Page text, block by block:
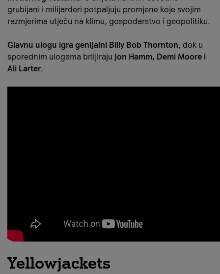
grubijani i milijarderi potpaljuju promjene koje svojim
razmjerima utječu na klimu, gospodarstvo i geopolitiku.
Glavnu ulogu igra genijalni Billy Bob Thornton, dok u
sporednim ulogama briljiraju Jon Hamm, Demi Moore i
Ali Larter.
Yellowjackets